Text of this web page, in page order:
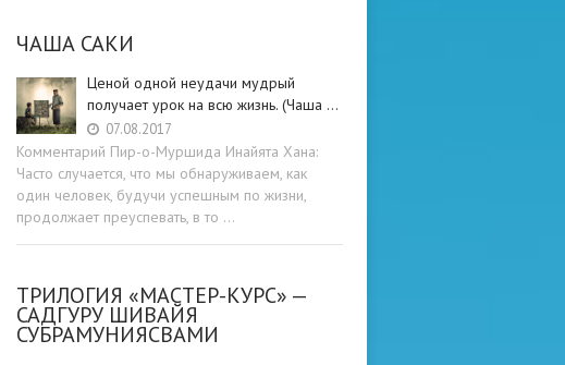
ЧАША САКИ
Ценой одной неудачи мудрый
получает урок на всю жизнь. (Чаша …
07.08.2017
Комментарий Пир-о-Муршида Инайята Хана:
Часто случается, что мы обнаруживаем, как
один человек, будучи успешным по жизни,
продолжает преуспевать, в то …
ТРИЛОГИЯ «МАСТЕР-КУРС» —
САДГУРУ ШИВАЙЯ
СУБРАМУНИЯСВАМИ